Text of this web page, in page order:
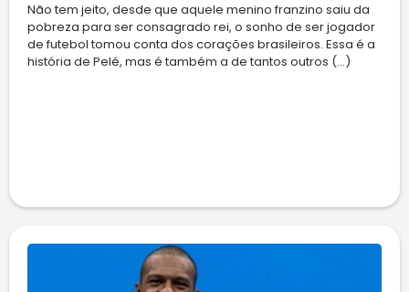
Não tem jeito, desde que aquele menino franzino saiu da
pobreza para ser consagrado rei, o sonho de ser jogador
de futebol tomou conta dos corações brasileiros. Essa é a
história de Pelé, mas é também a de tantos outros (...)